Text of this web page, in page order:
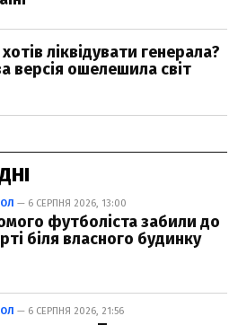
— 6 СЕРПНЯ 2026, 13:00
футболіста забили до
біля власного будинку
— 6 СЕРПНЯ 2026, 21:56